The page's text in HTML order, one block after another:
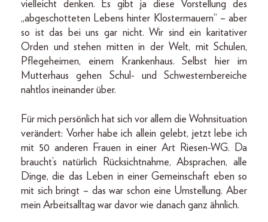
vielleicht denken. Es gibt ja diese Vorstellung des
„abgeschotteten Lebens hinter Klostermauern“ – aber
so ist das bei uns gar nicht. Wir sind ein karitativer
Orden und stehen mitten in der Welt, mit Schulen,
Pflegeheimen, einem Krankenhaus. Selbst hier im
Mutterhaus gehen Schul- und Schwesternbereiche
nahtlos ineinander über.
Für mich persönlich hat sich vor allem die Wohnsituation
verändert: Vorher habe ich allein gelebt, jetzt lebe ich
mit 50 anderen Frauen in einer Art Riesen-WG. Da
braucht’s natürlich Rücksichtnahme, Absprachen, alle
Dinge, die das Leben in einer Gemeinschaft eben so
mit sich bringt – das war schon eine Umstellung. Aber
mein Arbeitsalltag war davor wie danach ganz ähnlich.